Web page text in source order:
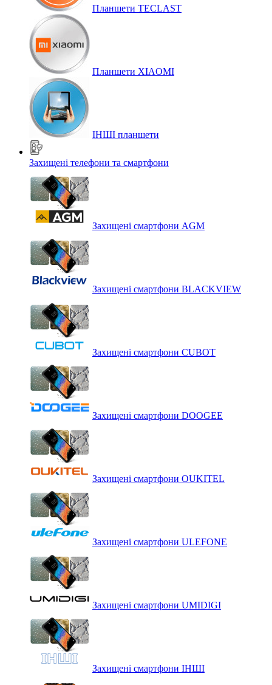
Планшети TECLAST
Планшети XIAOMI
ІНШІ планшети
Захищені телефони та смартфони
Захищені смартфони AGM
Захищені смартфони BLACKVIEW
Захищені смартфони CUBOT
Захищені смартфони DOOGEE
Захищені смартфони OUKITEL
Захищені смартфони ULEFONE
Захищені смартфони UMIDIGI
Захищені смартфони ІНШІ